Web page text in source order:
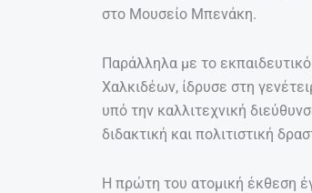
στο Μουσείο Μπενάκη.
Παράλληλα με το
Χαλκιδέων, ίδρυσε στη
υπό την καλλιτεχνική
διδακτική και πολιτιστική
Η πρώτη του ατομική έκθεση